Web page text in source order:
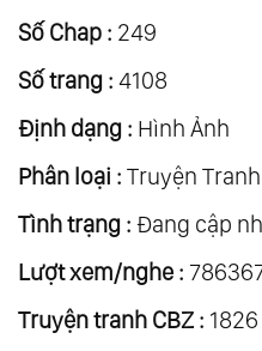
Số Chap : 249
Số trang : 4108
Định dạng : Hình Ảnh
Phân loại : Truyện Tranh
Tình trạng : Đang cập
Lượt xem/nghe :
Truyện tranh CBZ :